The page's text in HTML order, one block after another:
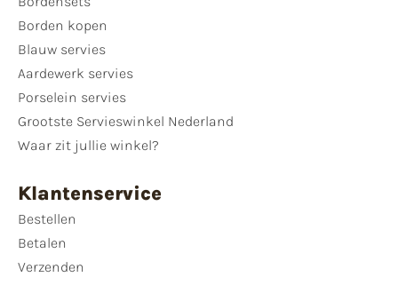
Borden kopen
Blauw servies
Aardewerk servies
Porselein servies
Grootste Servieswinkel Nederland
Waar zit jullie winkel?
Klantenservice
Bestellen
Betalen
Verzenden